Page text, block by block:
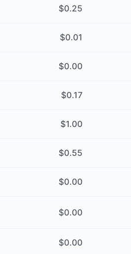
$0.25
$0.01
$0.00
$0.17
$1.00
$0.55
$0.00
$0.00
$0.00